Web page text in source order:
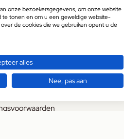
onze bezoekersgegevens, om onze website
tonen en om u een geweldige website-
de cookies die we gebruiken opent u de
alles
Nee, pas aan